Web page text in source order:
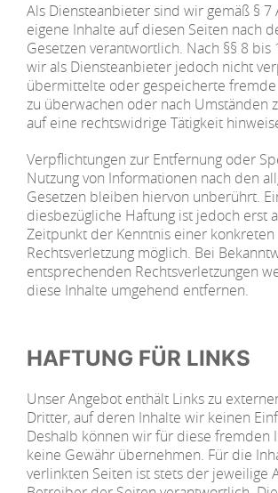
Als Diensteanbieter sind wir gemäß § 7
eigene Inhalte auf diesen Seiten nach
Gesetzen verantwortlich. Nach §§ 8 bis
wir als Diensteanbieter jedoch nicht
übermittelte oder gespeicherte
zu überwachen oder nach Umständen
auf eine rechtswidrige Tätigkeit
Verpflichtungen zur Entfernung oder
Nutzung von Informationen nach den
Gesetzen bleiben hiervon unberührt.
diesbezügliche Haftung ist jedoch erst
Zeitpunkt der Kenntnis einer konkreten
Rechtsverletzung möglich. Bei
entsprechenden Rechtsverletzungen
diese Inhalte umgehend entfernen.
HAFTUNG FÜR LINKS
Unser Angebot enthält Links zu
Dritter, auf deren Inhalte wir keinen
Deshalb können wir für diese fremden
keine Gewähr übernehmen. Für die
verlinkten Seiten ist stets der jeweilige